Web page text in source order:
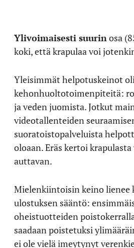
Ylivoimaisesti suurin osa
koki, että krapulaa voi
Yleisimmät helpotuskeinot
kehonhuoltotoimenpiteitä:
ja veden juomista. Jotkut
videotallenteiden
suoratoistopalveluista
oloaan. Eräs kertoi
auttavan.
Mielenkiintoisin keino lienee
ulostuksen sääntö:
oheistuotteiden
saadaan poistetuksi
ei ole vielä imeytynyt